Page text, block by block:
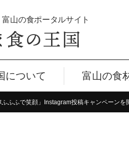
山の食ポータルサイト
について 富山の食
#ふふふで笑顔」Instagram投稿キャンペーンを